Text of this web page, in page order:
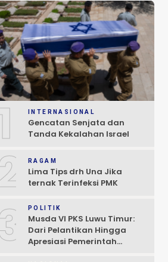
INTERNASIONAL
Gencatan Senjata dan
Tanda Kekalahan Israel
RAGAM
Lima Tips drh Una Jika
ternak Terinfeksi PMK
POLITIK
Musda VI PKS Luwu Timur:
Dari Pelantikan Hingga
Apresiasi Pemerintah